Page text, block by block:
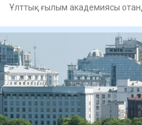
Ұлттық ғылым академиясы